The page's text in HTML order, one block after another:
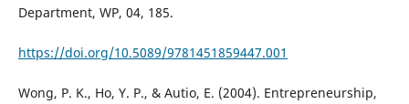
Department, WP, 04, 185.
https://doi.org/10.5089/9781451859447.001
Wong, P. K., Ho, Y. P., & Autio, E. (2004). Entrepreneurship,